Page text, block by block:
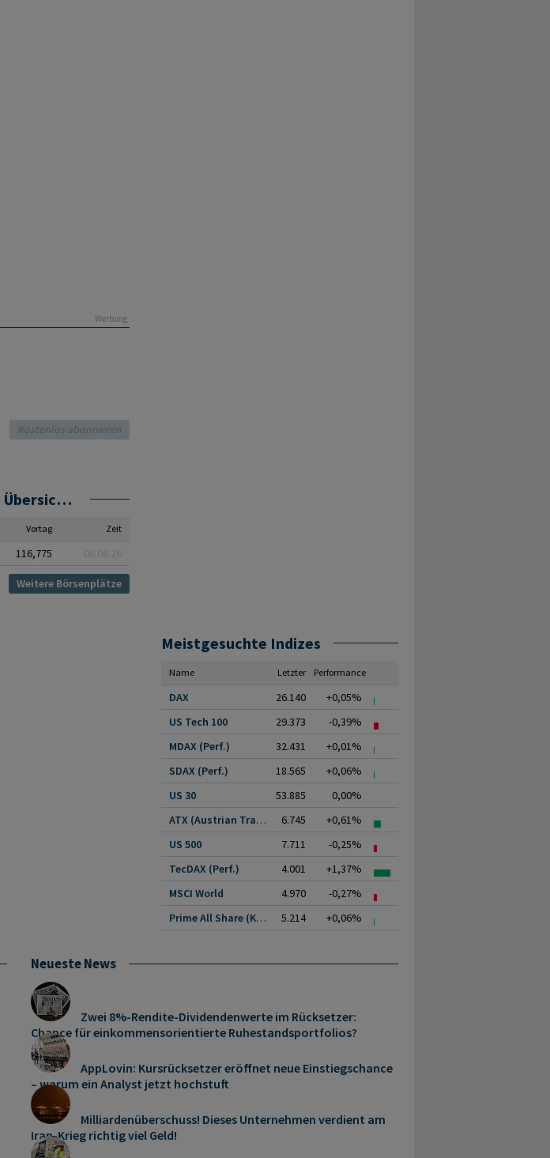
Werbung
eb.rexx Government Germany 7.5-10.5 (Kurs) Aktie: Übersicht Handelsplätze
Vortag Zeit
116,775
Weitere Börsenplätze
Meistgesuchte Indizes
Name Letzter Performance
DAX 26.140
+0,05%
US Tech 100
29.373
-0,39%
MDAX (Perf.)
32.431
+0,01%
SDAX (Perf.)
18.565
+0,06%
US 30
53.885
0,00%
ATX (Austrian Traded.
6.745
+0,61%
US 500
7.711
-0,25%
TecDAX (Perf.)
4.001
+1,37%
MSCI World
4.970
-0,27%
Prime All Share (Kurs)
5.214 +0,06%
Neueste News
Zwei 8%-Rendite-Dividendenwerte im Rücksetzer:
Chance für einkommensorientierte Ruhestandsportfolios?
AppLovin: Kursrücksetzer eröffnet neue Einstiegschance
– warum ein Analyst jetzt hochstuft
Milliardenüberschuss! Dieses Unternehmen verdient am
Iran-Krieg richtig viel Geld!